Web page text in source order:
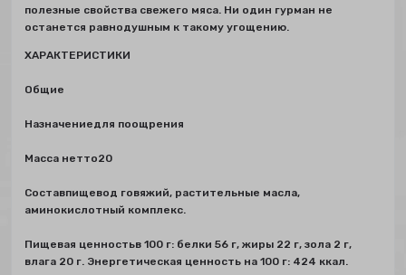
полезные свойства свежего мяса. Ни один гурман не
останется равнодушным к такому угощению.
ХАРАКТЕРИСТИКИ
Общие
Назначениедля поощрения
Масса нетто20
Составпищевод говяжий, растительные масла,
аминокислотный комплекс.
Пищевая ценностьв 100 г: белки 56 г, жиры 22 г, зола 2 г,
влага 20 г. Энергетическая ценность на 100 г: 424 ккал.